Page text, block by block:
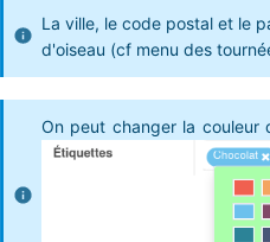
La ville, le code postal et le
d'oiseau (cf menu des
On peut changer la couleur